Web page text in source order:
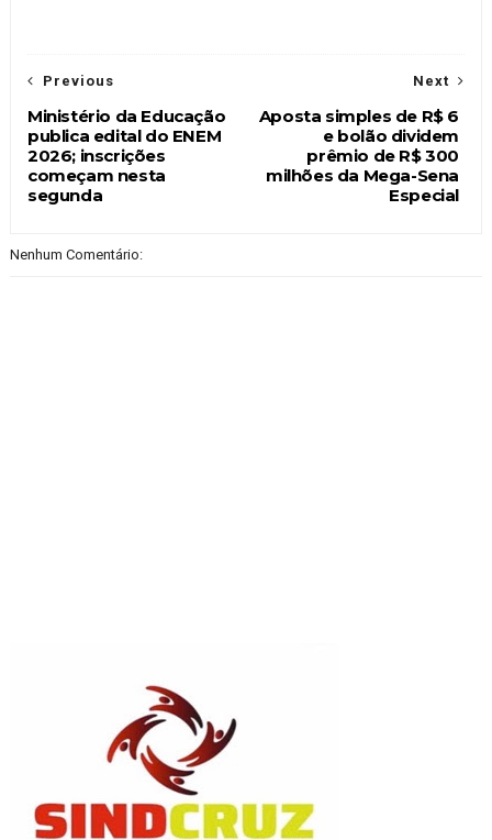
Next
Aposta simples de R$ 6
e bolão dividem
prêmio de R$ 300
milhões da Mega-Sena
Especial
Previous
Ministério da Educação
publica edital do ENEM
2026; inscrições
começam nesta
segunda
Nenhum Comentário: